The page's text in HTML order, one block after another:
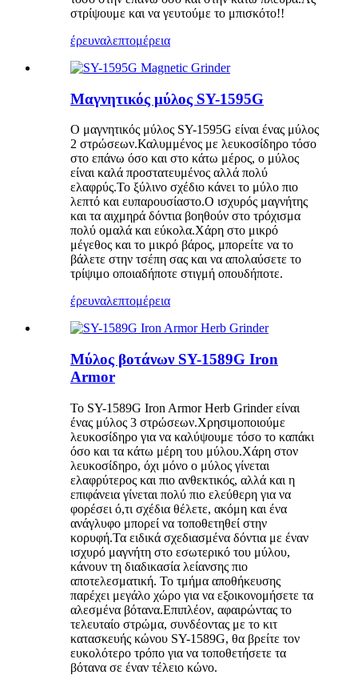
στρίψουμε και να γευτούμε το μπισκότο!!
έρευναλεπτομέρεια
Μαγνητικός μύλος SY-1595G
Ο μαγνητικός μύλος SY-1595G είναι ένας μύλος
2 στρώσεων.Καλυμμένος με λευκοσίδηρο τόσο
στο επάνω όσο και στο κάτω μέρος, ο μύλος
είναι καλά προστατευμένος αλλά πολύ
ελαφρύς.Το ξύλινο σχέδιο κάνει το μύλο πιο
λεπτό και ευπαρουσίαστο.Ο ισχυρός μαγνήτης
και τα αιχμηρά δόντια βοηθούν στο τρόχισμα
πολύ ομαλά και εύκολα.Χάρη στο μικρό
μέγεθος και το μικρό βάρος, μπορείτε να το
βάλετε στην τσέπη σας και να απολαύσετε το
τρίψιμο οποιαδήποτε στιγμή οπουδήποτε.
έρευναλεπτομέρεια
Μύλος βοτάνων SY-1589G Iron
Armor
Το SY-1589G Iron Armor Herb Grinder είναι
ένας μύλος 3 στρώσεων.Χρησιμοποιούμε
λευκοσίδηρο για να καλύψουμε τόσο το καπάκι
όσο και τα κάτω μέρη του μύλου.Χάρη στον
λευκοσίδηρο, όχι μόνο ο μύλος γίνεται
ελαφρύτερος και πιο ανθεκτικός, αλλά και η
επιφάνεια γίνεται πολύ πιο ελεύθερη για να
φορέσει ό,τι σχέδια θέλετε, ακόμη και ένα
ανάγλυφο μπορεί να τοποθετηθεί στην
κορυφή.Τα ειδικά σχεδιασμένα δόντια με έναν
ισχυρό μαγνήτη στο εσωτερικό του μύλου,
κάνουν τη διαδικασία λείανσης πιο
αποτελεσματική. Το τμήμα αποθήκευσης
παρέχει μεγάλο χώρο για να εξοικονομήσετε τα
αλεσμένα βότανα.Επιπλέον, αφαιρώντας το
τελευταίο στρώμα, συνδέοντας με το κιτ
κατασκευής κώνου SY-1589G, θα βρείτε τον
ευκολότερο τρόπο για να τοποθετήσετε τα
βότανα σε έναν τέλειο κώνο.